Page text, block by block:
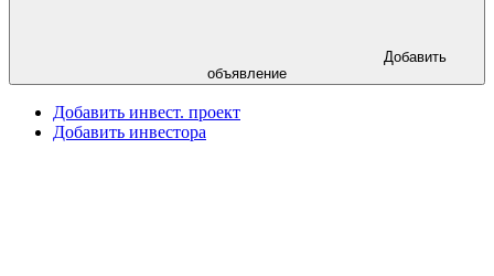
объявление
Добавить инвест. проект
Добавить инвестора